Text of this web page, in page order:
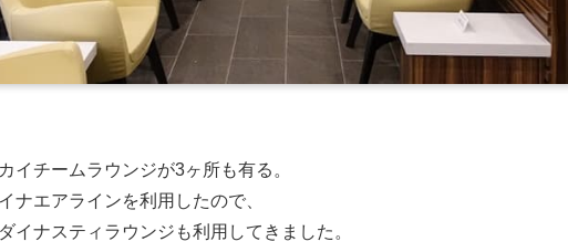
イチームラウンジが3ヶ所も有る。
ナエアラインを利用したので、
イナスティラウンジも利用してきました。